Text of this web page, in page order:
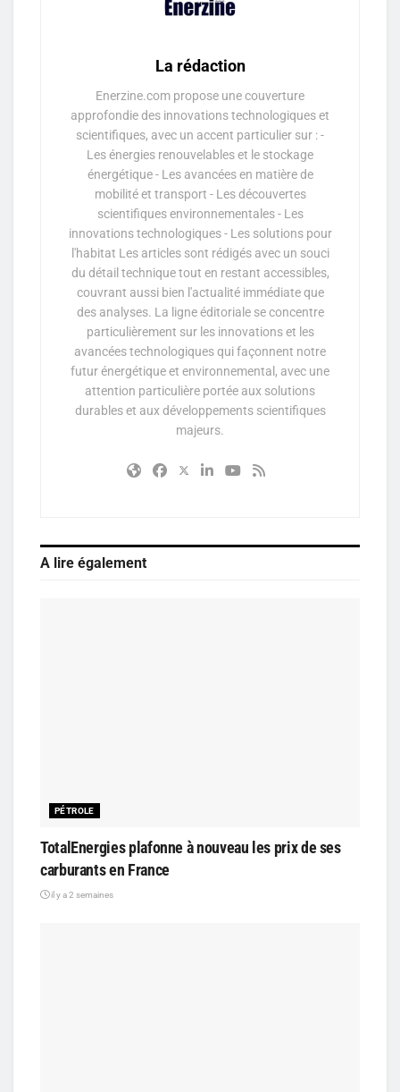
La rédaction
Enerzine.com propose une couverture
approfondie des innovations technologiques et
scientifiques, avec un accent particulier sur : -
Les énergies renouvelables et le stockage
énergétique - Les avancées en matière de
mobilité et transport - Les découvertes
scientifiques environnementales - Les
innovations technologiques - Les solutions pour
l'habitat Les articles sont rédigés avec un souci
du détail technique tout en restant accessibles,
couvrant aussi bien l'actualité immédiate que
des analyses. La ligne éditoriale se concentre
particulièrement sur les innovations et les
avancées technologiques qui façonnent notre
futur énergétique et environnemental, avec une
attention particulière portée aux solutions
durables et aux développements scientifiques
majeurs.
A lire également
PÉTROLE
TotalEnergies plafonne à nouveau les prix de ses
carburants en France
il y a 2 semaines